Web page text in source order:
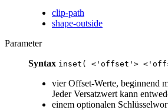
clip-path
shape-outside
Parameter
Syntax inset( <'offset'>
vier Offset-Werte, beginnend
Jeder Versatzwert kann
einem optionalen